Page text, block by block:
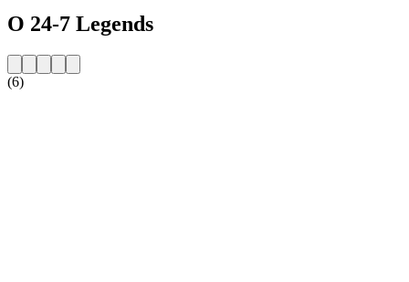
O 24-7 Legends
(6)